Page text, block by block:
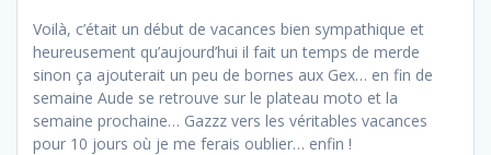
Voilà, c’était un début de vacances bien sympathique et
heureusement qu’aujourd’hui il fait un temps de merde
sinon ça ajouterait un peu de bornes aux Gex… en fin de
semaine Aude se retrouve sur le plateau moto et la
semaine prochaine… Gazzz vers les véritables vacances
pour 10 jours où je me ferais oublier… enfin !